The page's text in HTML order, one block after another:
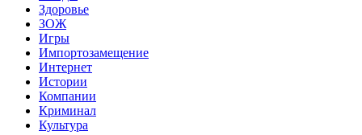
Здоровье
ЗОЖ
Игры
Импортозамещение
Интернет
Истории
Компании
Криминал
Культура